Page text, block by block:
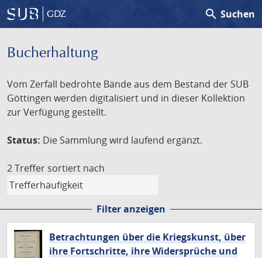
GDZ search Suchen
Bucherhaltung
Vom Zerfall bedrohte Bände aus dem Bestand der SUB
Göttingen werden digitalisiert und in dieser Kollektion
zur Verfügung gestellt.
Status: Die Sammlung wird laufend ergänzt.
2 Treffer sortiert nach
Filter anzeigen
Betrachtungen über die Kriegskunst, über
ihre Fortschritte, ihre Widersprüche und